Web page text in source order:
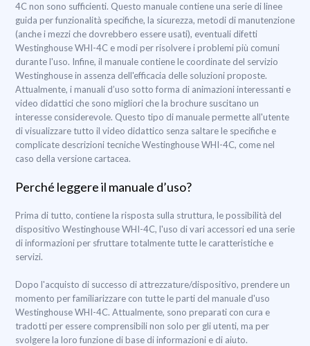
4C non sono sufficienti. Questo manuale contiene una serie di linee
guida per funzionalità specifiche, la sicurezza, metodi di manutenzione
(anche i mezzi che dovrebbero essere usati), eventuali difetti
Westinghouse WHI-4C e modi per risolvere i problemi più comuni
durante l'uso. Infine, il manuale contiene le coordinate del servizio
Westinghouse in assenza dell'efficacia delle soluzioni proposte.
Attualmente, i manuali d’uso sotto forma di animazioni interessanti e
video didattici che sono migliori che la brochure suscitano un
interesse considerevole. Questo tipo di manuale permette all'utente
di visualizzare tutto il video didattico senza saltare le specifiche e
complicate descrizioni tecniche Westinghouse WHI-4C, come nel
caso della versione cartacea.
Perché leggere il manuale d’uso?
Prima di tutto, contiene la risposta sulla struttura, le possibilità del
dispositivo Westinghouse WHI-4C, l'uso di vari accessori ed una serie
di informazioni per sfruttare totalmente tutte le caratteristiche e
servizi.
Dopo l'acquisto di successo di attrezzature/dispositivo, prendere un
momento per familiarizzare con tutte le parti del manuale d'uso
Westinghouse WHI-4C. Attualmente, sono preparati con cura e
tradotti per essere comprensibili non solo per gli utenti, ma per
svolgere la loro funzione di base di informazioni e di aiuto.